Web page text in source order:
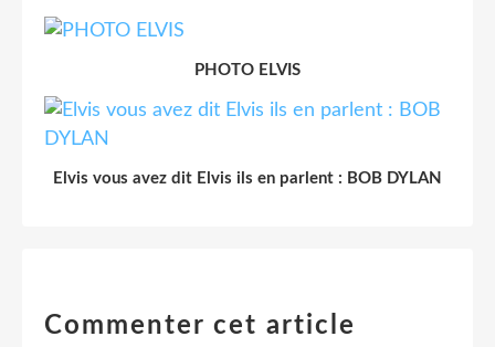
PHOTO ELVIS
Elvis vous avez dit Elvis ils en parlent : BOB DYLAN
Commenter cet article